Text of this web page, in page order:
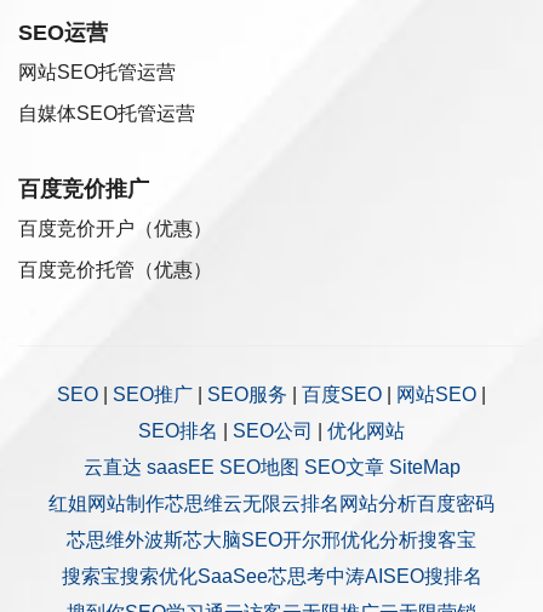
SEO运营
网站SEO托管运营
自媒体SEO托管运营
百度竞价推广
百度竞价开户（优惠）
百度竞价托管（优惠）
SEO SEO推广 SEO服务 百度SEO 网站SEO
SEO排名
SEO公司
优化网站
云直达 saasEE SEO地图 SEO文章 SiteMap
红姐网站制作芯思维云无限云排名 网站分析百度密码
芯思维外波斯芯大脑SEO开尔邢优化分析搜客宝
搜索宝搜索优化SaaSee芯思考中涛AISEO搜排名